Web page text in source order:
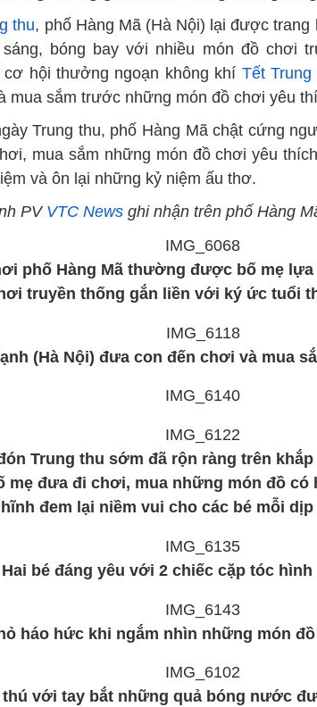
thu, phố Hàng Mã (Hà Nội) lại được trang
bóng bay với nhiều món đồ chơi
hội thưởng ngoạn không khí Tết Trung
mua sắm trước những món đồ chơi yêu
Trung thu, phố Hàng Mã chật cứng
mua sắm những món đồ chơi yêu
và ôn lại những kỷ niệm ấu thơ.
PV VTC News ghi nhận trên phố Hàng
phố Hàng Mã thường được bố mẹ
truyền thống gắn liền với ký ức tuổi
(Hà Nội) đưa con đến chơi và mua
Trung thu sớm đã rộn ràng trên
mẹ đưa đi chơi, mua những món đồ có
đem lại niềm vui cho các bé mỗi
Hai bé đáng yêu với 2 chiếc cặp tóc
háo hức khi ngắm nhìn những món
với tay bắt những quả bóng nước